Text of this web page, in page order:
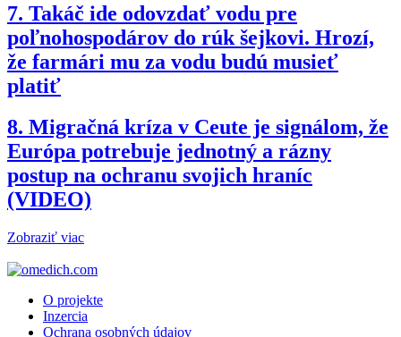
7. Takáč ide odovzdať vodu pre
poľnohospodárov do rúk šejkovi. Hrozí,
že farmári mu za vodu budú musieť
platiť
8. Migračná kríza v Ceute je signálom, že
Európa potrebuje jednotný a rázny
postup na ochranu svojich hraníc
(VIDEO)
Zobraziť viac
O projekte
Inzercia
Ochrana osobných údajov